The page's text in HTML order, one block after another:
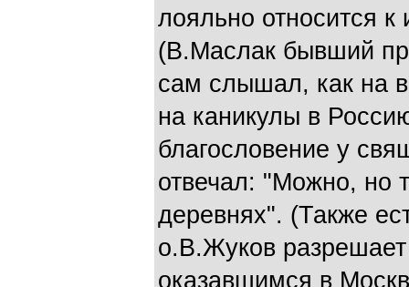
лояльно относится
(В.Маслак бывший
сам слышал, как на
на каникулы в
благословение у
отвечал: "Можно, но
деревнях". (Также
о.В.Жуков
оказавшимся в